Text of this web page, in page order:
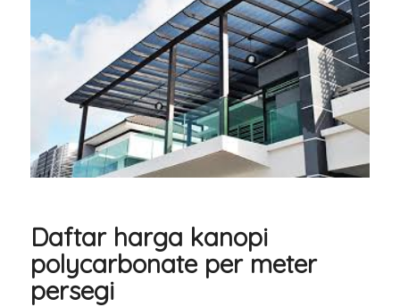
Daftar harga kanopi
polycarbonate per meter
persegi